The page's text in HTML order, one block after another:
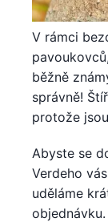
V rámci
běžně
správně!
protože
Abyste se
Verdeho
uděláme